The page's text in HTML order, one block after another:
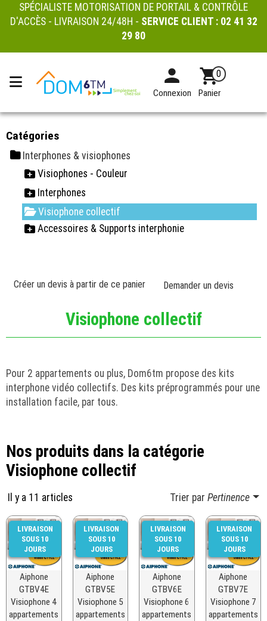
SPÉCIALISTE MOTORISATION DE PORTAIL & CONTRÔLE
D'ACCÈS - LIVRAISON 24/48H - SERVICE CLIENT : 02 41 32
29 80
Connexion
0
Panier
Catégories
Interphones & visiophones
Visiophones - Couleur
Interphones
Visiophone collectif
Accessoires & Supports interphonie
Créer un devis à partir de ce panier Demander un devis
Visiophone collectif
Pour 2 appartements ou plus, Dom6tm propose des kits
interphone vidéo collectifs. Des kits préprogrammés pour une
installation facile, par tous.
Nos produits dans la catégorie
Visiophone collectif
Il y a 11 articles Trier par Pertinence
Aiphone
GTBV4E
Visiophone 4
appartements
LIVRAISON
SOUS 10
JOURS
Aiphone
GTBV5E
Visiophone 5
appartements
LIVRAISON
SOUS 10
JOURS
Aiphone
GTBV6E
Visiophone 6
appartements
LIVRAISON
SOUS 10
JOURS
Aiphone
GTBV7E
Visiophone 7
appartements
LIVRAISON
SOUS 10
JOURS